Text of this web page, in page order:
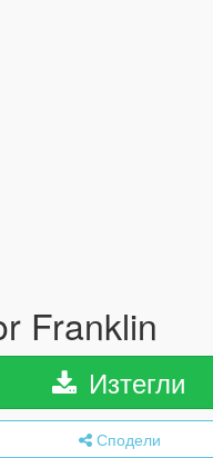
Franklin
Изтегли
Сподели